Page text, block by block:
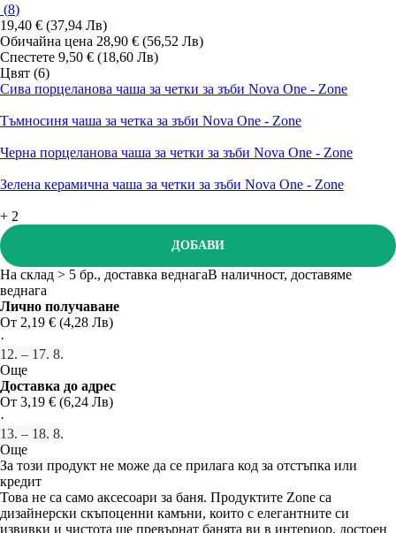
(8)
19,40 € (37,94 Лв)
Обичайна цена 28,90 € (56,52 Лв)
Спестете 9,50 € (18,60 Лв)
Цвят (6)
Сива порцеланова чаша за четки за зъби Nova One - Zone
Тъмносиня чаша за четка за зъби Nova One - Zone
Черна порцеланова чаша за четки за зъби Nova One - Zone
Зелена керамична чаша за четки за зъби Nova One - Zone
+ 2
ДОБАВИ
На склад > 5 бр., доставка веднагаВ наличност, доставяме
веднага
Лично получаване
От 2,19 € (4,28 Лв)
·
12. – 17. 8.
Още
Доставка до адрес
От 3,19 € (6,24 Лв)
·
13. – 18. 8.
Още
За този продукт не може да се прилага код за отстъпка или
кредит
Това не са само аксесоари за баня. Продуктите Zone са
дизайнерски скъпоценни камъни, които с елегантните си
извивки и чистота ще превърнат банята ви в интериор, достоен